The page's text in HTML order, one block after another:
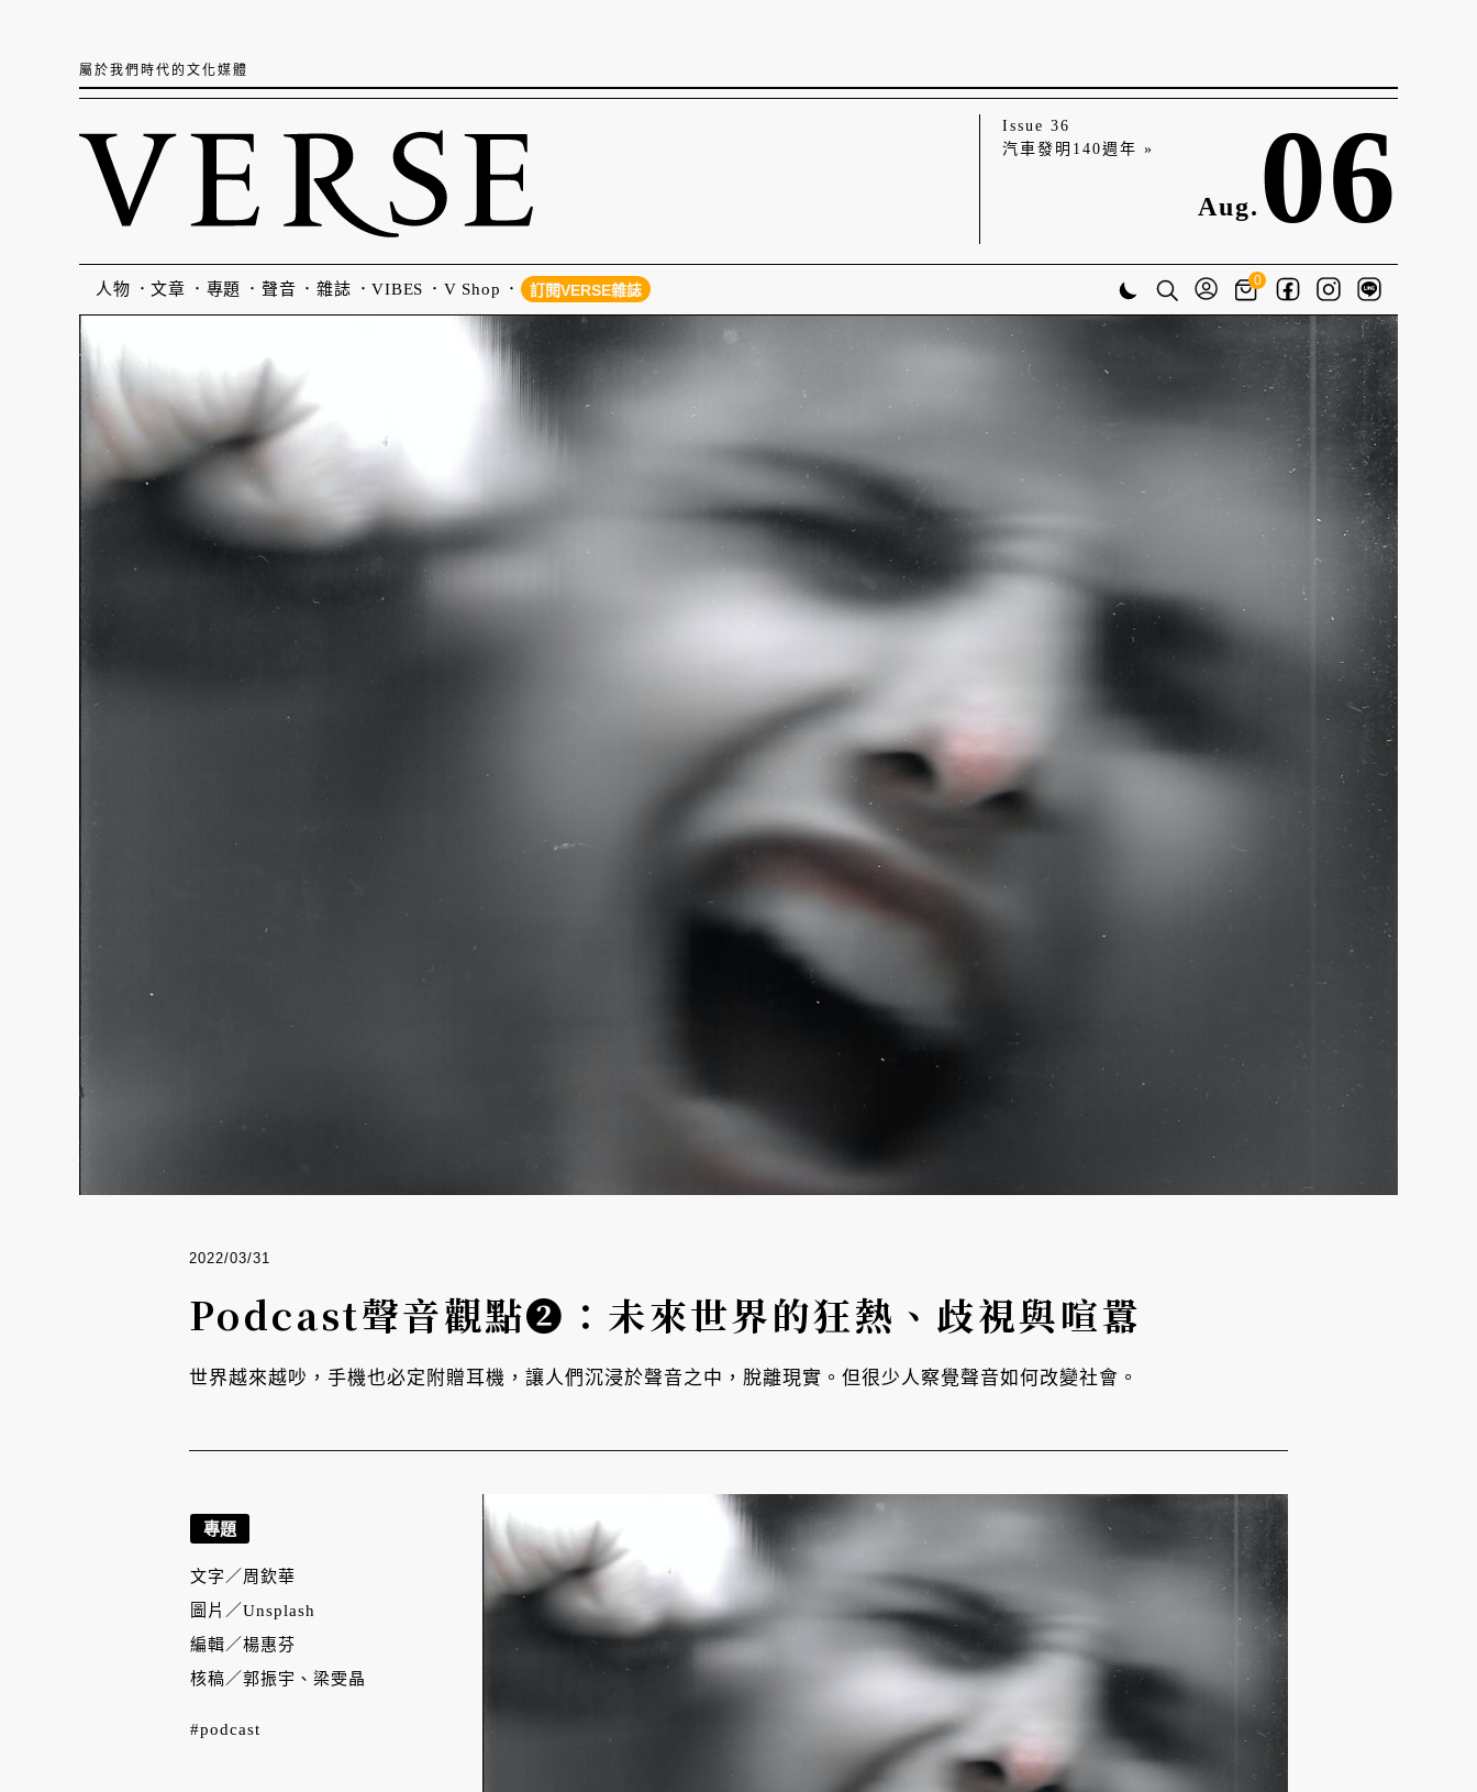
屬於我們時代的文化媒體
Issue 36
汽車發明140週年 »
Aug. 06
人物 文章 專題 聲音 雜誌 VIBES V Shop 訂閱VERSE雜誌
0
2022/03/31
Podcast聲音觀點❷：未來世界的狂熱、歧視與喧囂
世界越來越吵，手機也必定附贈耳機，讓人們沉浸於聲音之中，脫離現實。但很少人察覺聲音如何改變社會。
專題
文字／ 周欽華
圖片／Unsplash
編輯／楊惠芬
核稿／郭振宇、梁雯晶
#podcast